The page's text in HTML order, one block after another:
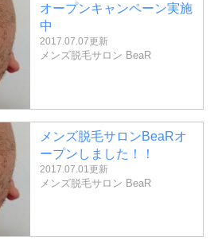
オープンキャンペーン実施
中
2017.07.07更新
メンズ脱毛サロン BeaR
メンズ脱毛サロンBeaRオ
ープンしました！！
2017.07.01更新
メンズ脱毛サロン BeaR